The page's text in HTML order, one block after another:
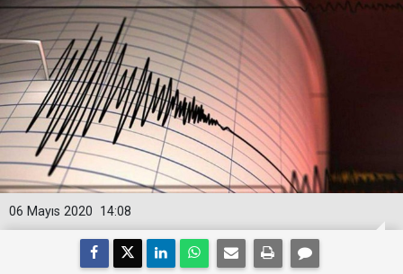
14:08
06 Mayıs 2020